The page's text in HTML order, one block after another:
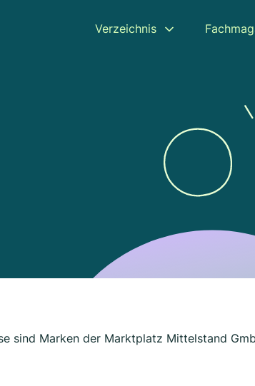
Verzeichnis
sind Marken der Marktplatz Mittelstand